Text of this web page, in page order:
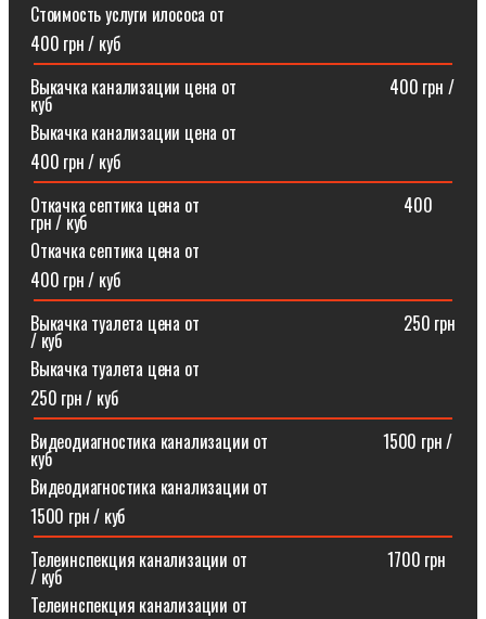
Стоимость услуги илососа от
400 грн / куб
Выкачка канализации цена от⠀⠀⠀⠀⠀⠀⠀⠀⠀⠀⠀⠀400 грн /
куб
Выкачка канализации цена от
400 грн / куб
Откачка септика цена от⠀⠀⠀⠀⠀⠀⠀⠀⠀⠀⠀⠀⠀⠀⠀⠀400
грн / куб
Откачка септика цена от
400 грн / куб
Выкачка туалета цена от⠀⠀⠀⠀⠀⠀⠀⠀⠀⠀⠀⠀⠀⠀⠀⠀250 грн
/ куб
Выкачка туалета цена от
250 грн / куб
Видеодиагностика канализации от⠀⠀⠀⠀⠀⠀⠀⠀⠀1500 грн /
куб
Видеодиагностика канализации от
1500 грн / куб
Телеинспекция канализации от⠀⠀⠀⠀⠀⠀⠀⠀⠀⠀⠀1700 грн
/ куб
Телеинспекция канализации от